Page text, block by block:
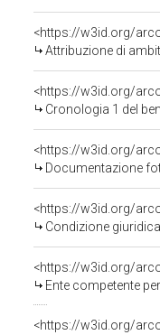
<https://w3id.org/
Attribuzione di
<https://w3id.org/
Cronologia 1 del
Documentazione
Condizione
<https://w3id.org/
Ente competente per tutela del
<https://w3id.org/